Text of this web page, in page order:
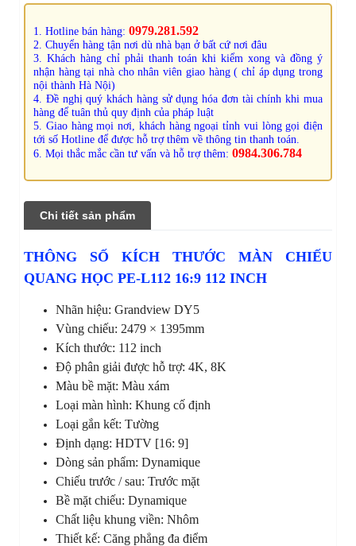
1. Hotline bán hàng: 0979.281.592
2. Chuyển hàng tận nơi dù nhà bạn ở bất cứ nơi đâu
3. Khách hàng chỉ phải thanh toán khi kiểm xong và đồng ý
nhận hàng tại nhà cho nhân viên giao hàng ( chỉ áp dụng trong
nội thành Hà Nội)
4. Đề nghị quý khách hàng sử dụng hóa đơn tài chính khi mua
hàng để tuân thủ quy định của pháp luật
5. Giao hàng mọi nơi, khách hàng ngoại tỉnh vui lòng gọi điện
tới số Hotline để được hỗ trợ thêm về thông tin thanh toán.
6. Mọi thắc mắc cần tư vấn và hỗ trợ thêm: 0984.306.784
Chi tiết sản phẩm
THÔNG SỐ KÍCH THƯỚC MÀN CHIẾU
QUANG HỌC PE-L112 16:9 112 INCH
Nhãn hiệu: Grandview DY5
Vùng chiếu: 2479 × 1395mm
Kích thước: 112 inch
Độ phân giải được hỗ trợ: 4K, 8K
Màu bề mặt: Màu xám
Loại màn hình: Khung cố định
Loại gắn kết: Tường
Định dạng: HDTV [16: 9]
Dòng sản phẩm: Dynamique
Chiếu trước / sau: Trước mặt
Bề mặt chiếu: Dynamique
Chất liệu khung viền: Nhôm
Thiết kế: Căng phẳng đa điểm